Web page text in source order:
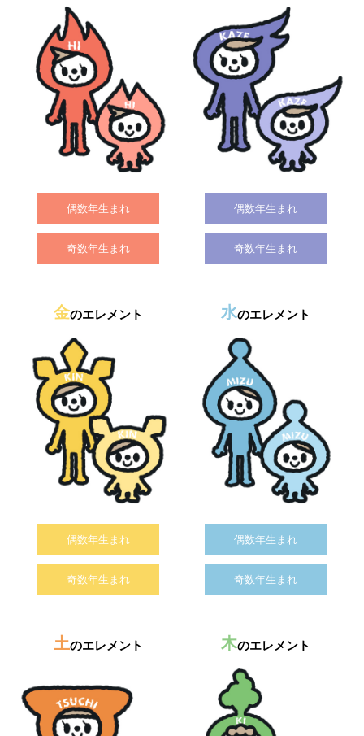
偶数年生まれ
奇数年生まれ
偶数年生まれ
奇数年生まれ
金のエレメント
偶数年生まれ
奇数年生まれ
水のエレメント
偶数年生まれ
奇数年生まれ
土のエレメント 木のエレメント